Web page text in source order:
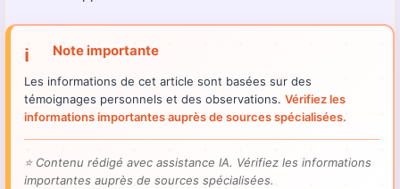
ℹ️ Note importante
Les informations de cet article sont basées sur des
témoignages personnels et des observations. Vérifiez les
informations importantes auprès de sources spécialisées.
⭐ Contenu rédigé avec assistance IA. Vérifiez les informations
importantes auprès de sources spécialisées.